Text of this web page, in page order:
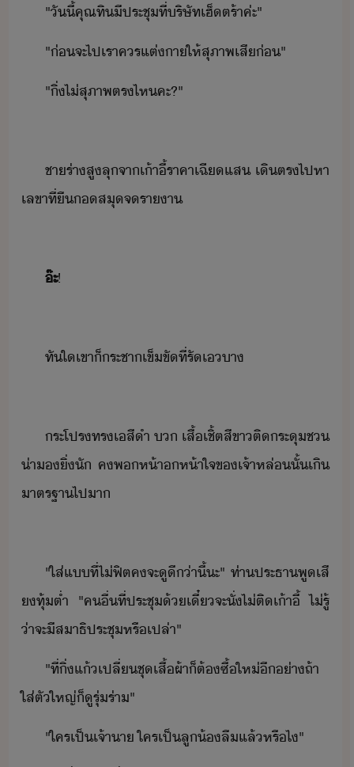
"​ัี้​คุณ​ทิ​ี​ประชุ​ที่​ริษัท​เฮ็​ตร้า​ค่ะ​"
"​่​จะ​ไป​เรา​คร​แต่า​ให้​สุภาพ​เสี่​"
"​ิ่​ไ่สุภาพ​ตรไห​คะ​?​"
ชา​ร่า​สู​ลุ​จา​เ้าี้​ราคา​เฉี​แส​ ​เิ​ตร​ไปหา​
เลขา​ที่​ื​​สุ​จ​ราา​
๊ะ!
ทัใ​เขา​็​ระชา​เข็ขั​ที่​รั​เา
ระโปร​ทร​เสี​ำ​ ​​ ​เสื้เชิ้ต​สีขา​ติระุ​ช​
่า​ิ่ั​ ​ค​พ​ห้า​ห้า​ใจ​ข​เจ้าหล่​ั้​เิ​
าตรฐา​ไปา
"​ใส่​แ​ที่​ไ่​ฟิต​คจะ​ูี​่าี​้​ะ​"​ ​ท่า​ประธา​พูเสี​
​ทุ้​ต่ำ​ ​"​คื่​ที่ประชุ​้​เี๋​จะ​ั่​ไ่​ติ​เ้าี้​ ​ไ่รู้​
่า​จะ​ีสาธิ​ประชุ​หรืเปล่า​"
"​ที่​ิ่แ้​เปลี่​ชุ​เสื้ผ้า​็​ต้​ซื้​ให่​ี​่า​ถ้า​
ใส่​ตั​ใหญ่​็​ูรุ​่​ร​่า​"
"​ใคร​เป็​เจ้าา​ ​ใคร​เป็​ลู้​ลื​แล้​หรืไ​"